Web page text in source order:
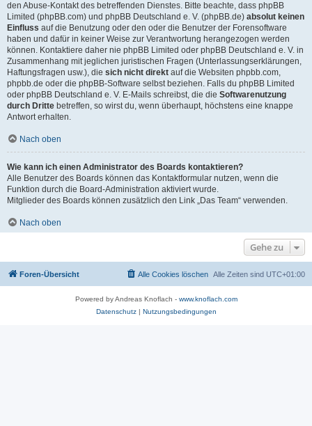
den Abuse-Kontakt des betreffenden Dienstes. Bitte beachte, dass phpBB
Limited (phpBB.com) und phpBB Deutschland e. V. (phpBB.de) absolut keinen
Einfluss auf die Benutzung oder den oder die Benutzer der Forensoftware
haben und dafür in keiner Weise zur Verantwortung herangezogen werden
können. Kontaktiere daher nie phpBB Limited oder phpBB Deutschland e. V. in
Zusammenhang mit jeglichen juristischen Fragen (Unterlassungserklärungen,
Haftungsfragen usw.), die sich nicht direkt auf die Websiten phpbb.com,
phpbb.de oder die phpBB-Software selbst beziehen. Falls du phpBB Limited
oder phpBB Deutschland e. V. E-Mails schreibst, die die Softwarenutzung
durch Dritte betreffen, so wirst du, wenn überhaupt, höchstens eine knappe
Antwort erhalten.
Nach oben
Wie kann ich einen Administrator des Boards kontaktieren?
Alle Benutzer des Boards können das Kontaktformular nutzen, wenn die
Funktion durch die Board-Administration aktiviert wurde.
Mitglieder des Boards können zusätzlich den Link „Das Team“ verwenden.
Nach oben
Gehe zu
Foren-Übersicht Alle Zeiten sind UTC+01:00
Alle Cookies löschen
Powered by Andreas Knoflach - www.knoflach.com
Datenschutz| Nutzungsbedingungen